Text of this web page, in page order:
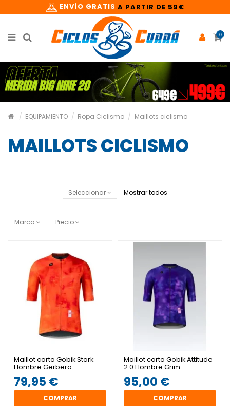
ENVÍO GRATIS A PARTIR DE 59€
0
EQUIPAMIENTO Ropa Ciclismo Maillots ciclismo
MAILLOTS CICLISMO
Seleccionar Mostrar todos
Marca Precio
Maillot corto Gobik Stark
Hombre Gerbera
79,95 €
COMPRAR
Maillot corto Gobik Attitude
2.0 Hombre Grim
95,00 €
COMPRAR